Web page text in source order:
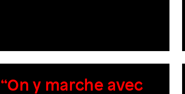
“On y marche avec